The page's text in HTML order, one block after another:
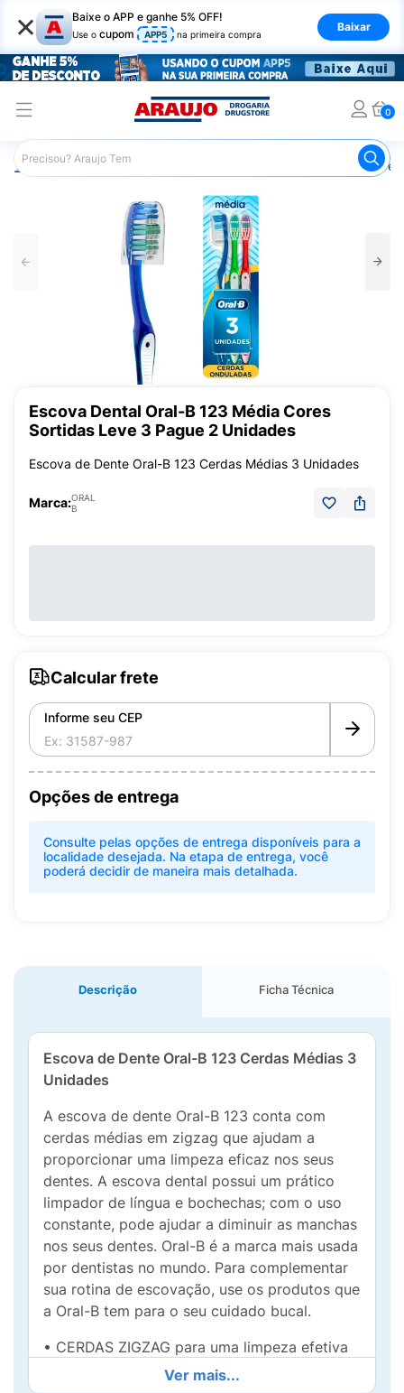
× Baixe o APP e ganhe 5% OFF!
Use o cupom APP5 na primeira compra
Baixar
0
Araujo Higiene Pessoal Escova de
Escova Dental Oral-B 123 Média Cores
Sortidas Leve 3 Pague 2 Unidades
Escova de Dente Oral-B 123 Cerdas Médias 3 Unidades
Marca:ORAL
B
Calcular frete
Informe seu CEP
Opções de entrega
Consulte pelas opções de entrega disponíveis para a
localidade desejada. Na etapa de entrega, você
poderá decidir de maneira mais detalhada.
Descrição Ficha Técnica
Escova de Dente Oral-B 123 Cerdas Médias 3
Unidades
A escova de dente Oral-B 123 conta com
cerdas médias em zigzag que ajudam a
proporcionar uma limpeza eficaz nos seus
dentes. A escova dental possui um prático
limpador de língua e bochechas; com o uso
constante, pode ajudar a diminuir as manchas
nos seus dentes. Oral-B é a marca mais usada
por dentistas no mundo. Para complementar
sua rotina de escovação, use os produtos que
a Oral-B tem para o seu cuidado bucal.
• CERDAS ZIGZAG para uma limpeza efetiva
• LIMPADOR DE LÍNGUA E BOCHECHAS
Ver mais...